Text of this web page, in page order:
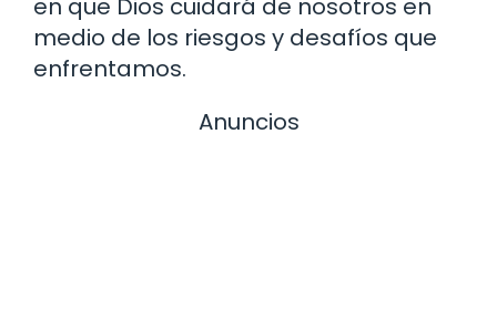
en que Dios cuidará de nosotros en
medio de los riesgos y desafíos que
enfrentamos.
Anuncios